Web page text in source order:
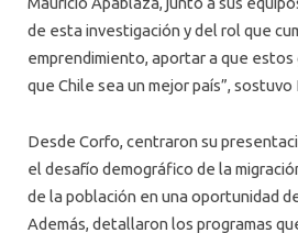
de esta investigación y del rol que
emprendimiento, aportar a que
que Chile sea un mejor país”,
Desde Corfo, centraron su
el desafío demográfico de la
de la población en una oportunidad
Además, detallaron los programas